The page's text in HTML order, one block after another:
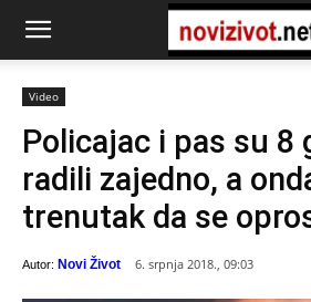
Video
Policajac i pas su 8
radili zajedno, a
trenutak da se
Autor: Novi Život 6. srpnja 2018., 09:03